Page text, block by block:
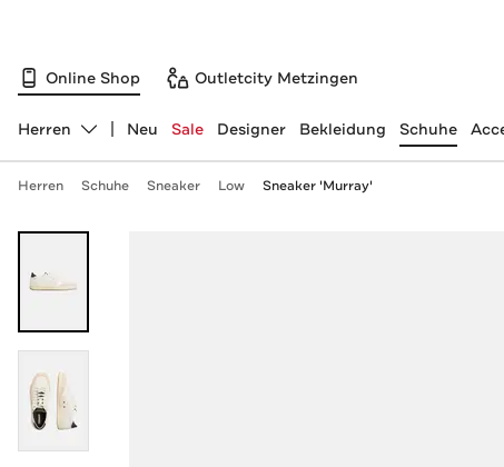
Online Shop Outletcity Metzingen
Abteilung ändern, ausgewählt:
Herren Neu Sale Designer Bekleidung Schuhe
Herren Schuhe Sneaker Low Sneaker 'Murray'